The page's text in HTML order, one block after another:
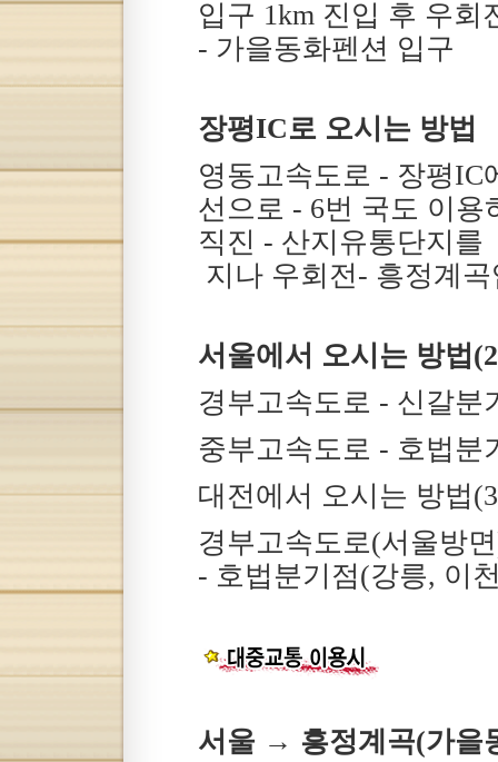
입구 1km 진입 후 우회
- 가을동화펜션 입구
장평IC로 오시는 방법
영동고속도로 - 장평IC
선으로 - 6번 국도 이
직진 - 산지유통단지를
지나 우회전- 흥정계
서울에서 오시는 방법
경부고속도로 - 신갈분
중부고속도로 - 호법분
대전에서 오시는 방법
경부고속도로(서울방
- 호법분기점(강릉, 이
서울 → 흥정계곡(가을